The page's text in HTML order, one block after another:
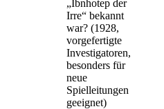
„Ibnhotep der
Irre“ bekannt
war? (1928,
vorgefertigte
Investigatoren,
besonders für
neue
Spielleitungen
geeignet)